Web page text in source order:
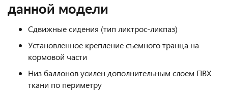
данной модели
Сдвижные сидения (тип ликтрос-ликпаз)
Установленное крепление съемного транца на
кормовой части
Низ баллонов усилен дополнительным слоем ПВХ
ткани по периметру